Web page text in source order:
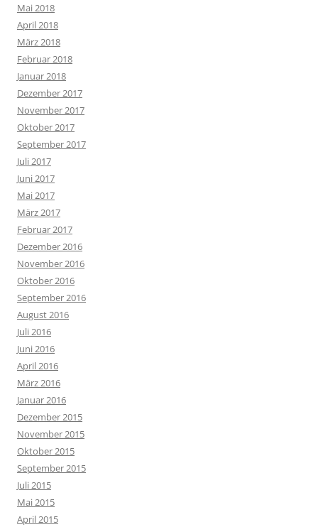
Mai 2018
April 2018
März 2018
Februar 2018
Januar 2018
Dezember 2017
November 2017
Oktober 2017
September 2017
Juli 2017
Juni 2017
Mai 2017
März 2017
Februar 2017
Dezember 2016
November 2016
Oktober 2016
September 2016
August 2016
Juli 2016
Juni 2016
April 2016
März 2016
Januar 2016
Dezember 2015
November 2015
Oktober 2015
September 2015
Juli 2015
Mai 2015
April 2015